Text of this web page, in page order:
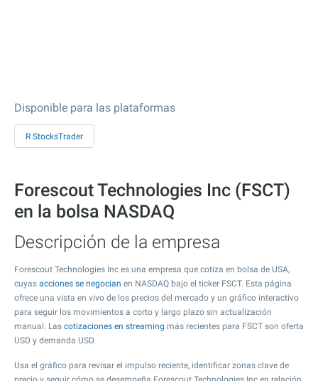
Disponible para las plataformas
R StocksTrader
Forescout Technologies Inc (FSCT)
en la bolsa NASDAQ
Descripción de la empresa
Forescout Technologies Inc es una empresa que cotiza en bolsa de USA,
cuyas acciones se negocian en NASDAQ bajo el ticker FSCT. Esta página
ofrece una vista en vivo de los precios del mercado y un gráfico interactivo
para seguir los movimientos a corto y largo plazo sin actualización
manual. Las cotizaciones en streaming más recientes para FSCT son oferta
USD y demanda USD.
Usa el gráfico para revisar el impulso reciente, identificar zonas clave de